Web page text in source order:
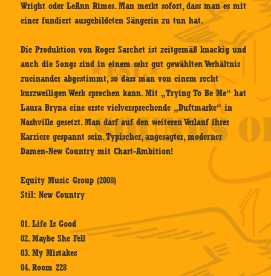
Wright oder LeAnn Rimes. Man merkt sofort, dass man es mit
einer fundiert ausgebildeten Sängerin zu tun hat.
Die Produktion von Roger Sarchet ist zeitgemäß knackig und
auch die Songs sind in einem sehr gut gewählten Verhältnis
zueinander abgestimmt, so dass man von einem recht
kurzweiligen Werk sprechen kann. Mit „Trying To Be Me“ hat
Laura Bryna eine erste vielversprechende „Duftmarke“ in
Nashville gesetzt. Man darf auf den weiteren Verlauf ihrer
Karriere gespannt sein. Typischer, angesagter, moderner
Damen-New Country mit Chart-Ambition!
Equity Music Group (2008)
Stil: New Country
01. Life Is Good
02. Maybe She Fell
03. My Mistakes
04. Room 228